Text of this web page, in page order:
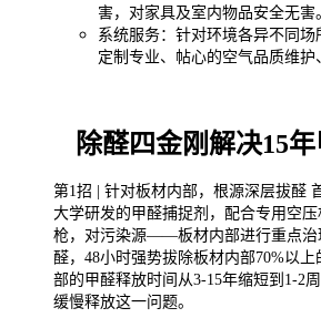
害，对家具及室内物品安全无害
系统服务：针对环境各异不同
定制专业、帖心的空气品质维护
除醛四金刚解决15
第1招 | 针对板材内部，根源深层拔醛
大学研发的甲醛捕捉剂，配合专用空
枪，对污染源——板材内部进行重点治
醛，48小时强势拔除板材内部70%以
部的甲醛释放时间从3-15年缩短到1-2
缓慢释放这一问题。